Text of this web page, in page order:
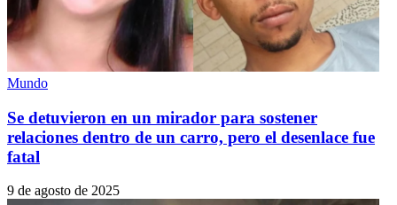
Mundo
Se detuvieron en un mirador para sostener
relaciones dentro de un carro, pero el desenlace fue
fatal
9 de agosto de 2025